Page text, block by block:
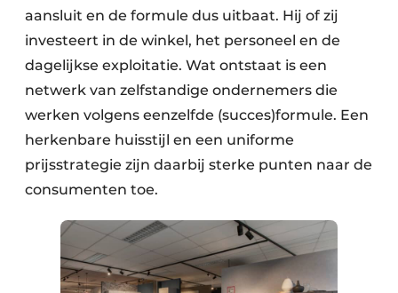
aansluit en de formule dus uitbaat. Hij of zij
investeert in de winkel, het personeel en de
dagelijkse exploitatie. Wat ontstaat is een
netwerk van zelfstandige ondernemers die
werken volgens eenzelfde (succes)formule. Een
herkenbare huisstijl en een uniforme
prijsstrategie zijn daarbij sterke punten naar de
consumenten toe.